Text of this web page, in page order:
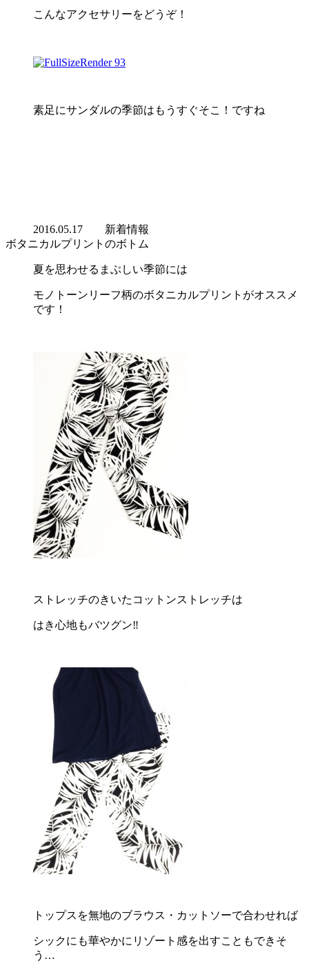
こんなアクセサリーをどうぞ！
素足にサンダルの季節はもうすぐそこ！ですね
2016.05.17 新着情報
ボタニカルプリントのボトム
夏を思わせるまぶしい季節には
モノトーンリーフ柄のボタニカルプリントがオススメ
です！
ストレッチのきいたコットンストレッチは
はき心地もバツグン‼︎
トップスを無地のブラウス・カットソーで合わせれば
シックにも華やかにリゾート感を出すこともできそ
う…